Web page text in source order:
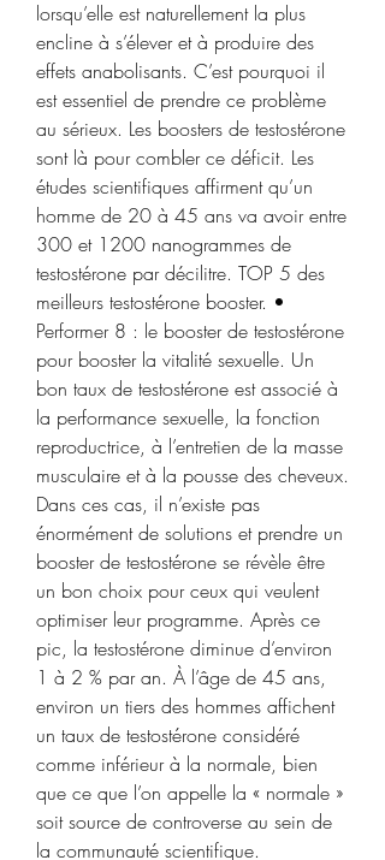
lorsqu’elle est naturellement la plus
encline à s’élever et à produire des
effets anabolisants. C’est pourquoi il
est essentiel de prendre ce problème
au sérieux. Les boosters de testostérone
sont là pour combler ce déficit. Les
études scientifiques affirment qu’un
homme de 20 à 45 ans va avoir entre
300 et 1200 nanogrammes de
testostérone par décilitre. TOP 5 des
meilleurs testostérone booster. •
Performer 8 : le booster de testostérone
pour booster la vitalité sexuelle. Un
bon taux de testostérone est associé à
la performance sexuelle, la fonction
reproductrice, à l’entretien de la masse
musculaire et à la pousse des cheveux.
Dans ces cas, il n’existe pas
énormément de solutions et prendre un
booster de testostérone se révèle être
un bon choix pour ceux qui veulent
optimiser leur programme. Après ce
pic, la testostérone diminue d’environ
1 à 2 % par an. À l’âge de 45 ans,
environ un tiers des hommes affichent
un taux de testostérone considéré
comme inférieur à la normale, bien
que ce que l’on appelle la « normale »
soit source de controverse au sein de
la communauté scientifique.